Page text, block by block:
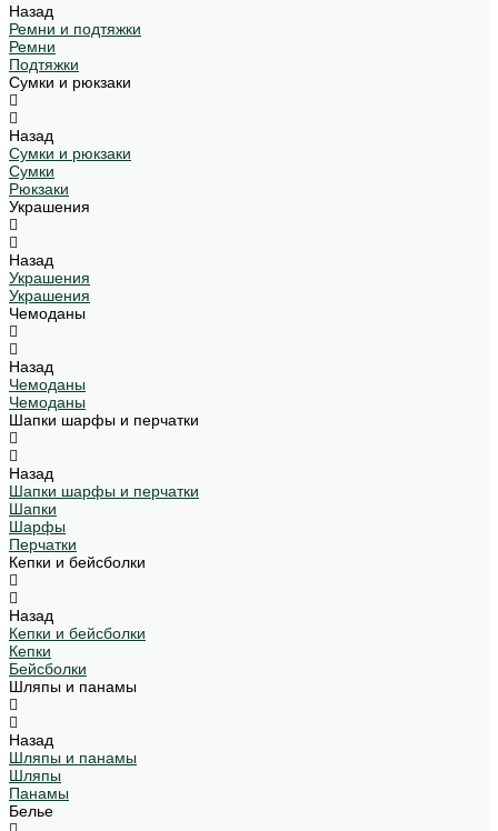
Назад
Ремни и подтяжки
Ремни
Подтяжки
Сумки и рюкзаки
Назад
Сумки и рюкзаки
Сумки
Рюкзаки
Украшения
Назад
Украшения
Украшения
Чемоданы
Назад
Чемоданы
Чемоданы
Шапки шарфы и перчатки
Назад
Шапки шарфы и перчатки
Шапки
Шарфы
Перчатки
Кепки и бейсболки
Назад
Кепки и бейсболки
Кепки
Бейсболки
Шляпы и панамы
Назад
Шляпы и панамы
Шляпы
Панамы
Белье